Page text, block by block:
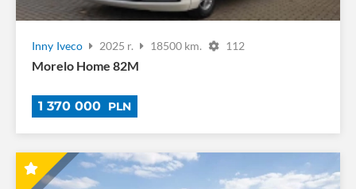
Inny Iveco 2025 r. 18500 km. 112
Morelo Home 82M
1 370 000 PLN